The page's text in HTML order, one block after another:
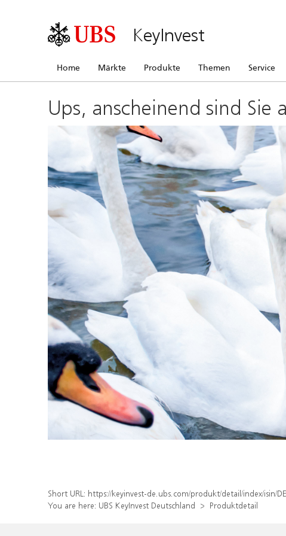
KeyInvest
Home Märkte Produkte Themen Service
Ups, anscheinend sind Sie
Short URL: https://keyinvest-de.ubs.com/produkt/detail/index/isin/
You are here: UBS KeyInvest Deutschland Produktdetail